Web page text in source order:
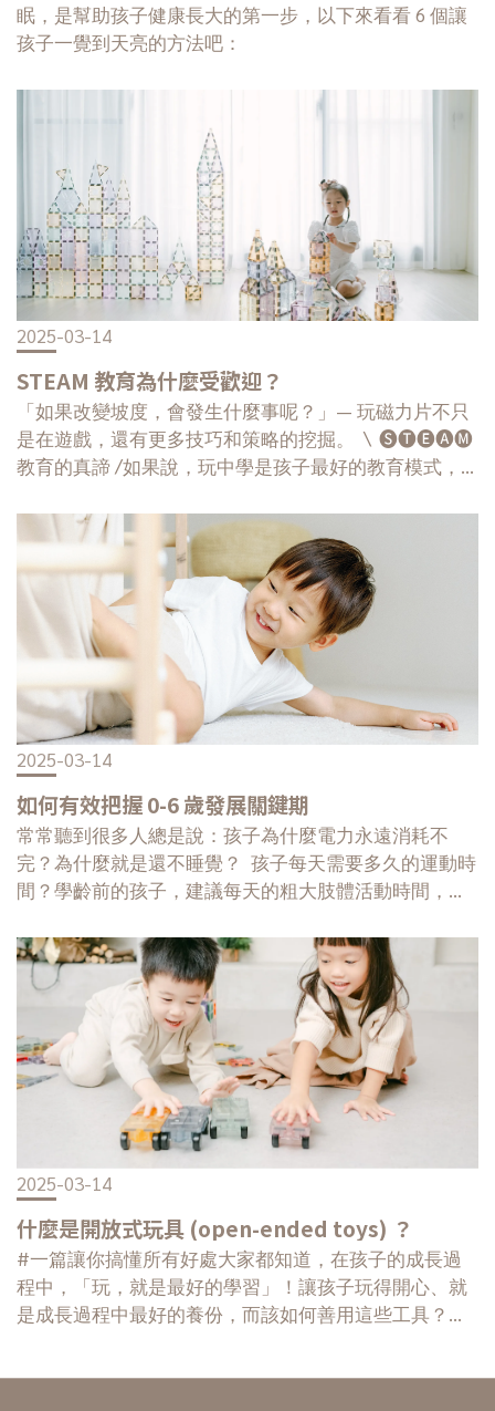
眠，是幫助孩子健康長大的第一步，以下來看看 6 個讓
孩子一覺到天亮的方法吧：
2025-03-14
STEAM 教育為什麼受歡迎？
「如果改變坡度，會發生什麼事呢？」— 玩磁力片不只
是在遊戲，還有更多技巧和策略的挖掘。 \ 🅢🅣🅔🅐🅜
教育的真諦 /如果說，玩中學是孩子最好的教育模式，
考」以及「解決問題」的能力。 #什麼是STEM白話的
說，STEM 是一個總稱，是用來統合科學、技術、工程
和數學等學科的廣泛術語，而 STEM 教育，更多是一種
藉由實驗和 STEM 活動而進行的探究式學習，專注於解
決真實世界的問題，並發展出自我與周遭世界的深厚連
結。「STEM 通常需要結合多門學科的知識和技能，以
及一套方法和策略的工具包。」 #在現今為何那麼重
要STEM 教育的獨特之處，在於它教導孩子的不僅僅是
書上的知識，而是如何思考，通過主動觀察、探索、反
應和思考，找到含義並解決問題。例如：將物體沿著斜
坡滾動是探索重力和速度的好方法，如果我改變坡道的
角度或介質，會發生什麼呢？STEM 教育能帶給孩子的
技能，包含解決問題、做出決策、思維能力、創造力、
好奇心、企業家精神、從錯誤中學習和領導力，即使他
們不專門從事 STEM 領域工作，這些能力也將使他們擁
有多元的興趣和有價值的技能，可以成功轉入任何行
業。 #STEM 與未來的關係很難想象如果沒有從事
STEM 領域的人，我們的世界會是什麼樣子。他們取得
了無數的發現（如青黴素）和發明（互聯網路），在無
數的行業裡創造了更多的就業機會，不斷在改變了我們
的世界。當新科技崛起後，如生物醫學、微製造、機器
人和 AI產業等，許多曾被認為不可能的事情，將以前所
未有的速度發生。據估到2030年，機器人將取代約8億
個工作崗位，而 STEM工作者不太可能失業，將有越來
越多公司依賴技術相關事物來創新產品和服務，並需具
備理解和應用數據、並能解決複雜問題能力之專業人
士，新的 STEM 就業領域將會被開啟。 # 幾歲可以開
始在家中接觸 STEM 越早越好！研究顯示孩子天生就是
學習者，能夠在很小的時候學習有關 STEM 的知識，早
期接觸學習 STEM 主題，可以激發終身學習和探索的熱
的基本知識非常契合，年幼的孩子渴望觀察、實驗、構
2025-03-14
如何有效把握 0-6 歲發展關鍵期
常常聽到很多人總是說：孩子為什麼電力永遠消耗不
完？為什麼就是還不睡覺？ 孩子每天需要多久的運動時
間？學齡前的孩子，建議每天的粗大肢體活動時間，最
注意力不足過動、感覺統合失調，最後導致社交障礙。
大家都希望在這時代，擁有好的 EQ 和 SEL 更勝過一
切。 ▍什麼是感覺統合？結合了視覺、聽覺、觸覺、
味覺、嗅覺、前庭覺和本體覺，而本體覺為何重要？當
孩子還小的時候，最會需要先認清自已身體的部位，接
著發展出手和身上的關節會開始學習「力量」的操控，
例如：拉扯、用力、抓握等等。攀爬的動作、還有孩子
在撐地的動作，都會大量刺激本體覺，練習用力的平衡
和協調性。本體覺發展的完整，會直接影響孩子往後跑
跳的動作、粗大動作的能力、辨別左右邊的能力、寫字
的筆順，再來就是學習力。 ▍都是本體覺惹的禍，三
大被錯怪的誤會‧ 狀況一｜寫顛倒字職能治療師發現，很
多本體覺發展不足的孩子，常常會寫顛倒字，因為孩子
可能根本分辨不清左右，回頭看，都跟有無好好訓練到
「本體」有非常大的關聯。‧ 狀況二｜當破壞狂感覺統合
2025-03-14
什麼是開放式玩具 (open-ended toys) ？
#一篇讓你搞懂所有好處大家都知道，在孩子的成長過
程中，「玩，就是最好的學習」！讓孩子玩得開心、就
是成長過程中最好的養份，而該如何善用這些工具？到